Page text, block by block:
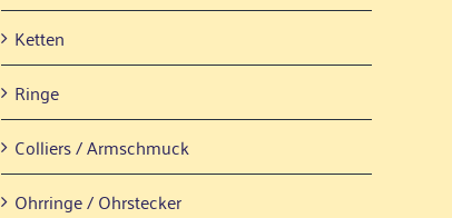
Ket­ten
Rin­ge
Col­liers / Armschmuck
Ohr­rin­ge / Ohrstecker